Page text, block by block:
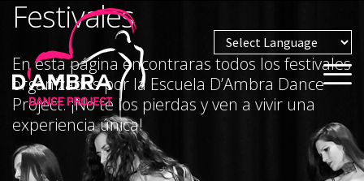
Powered by
Festivales
En esta página encontraras todos los festivales
organizados por la Escuela D’Ambra Dance
Project. ¡No te los pierdas y ven a vivir una
experiencia única!